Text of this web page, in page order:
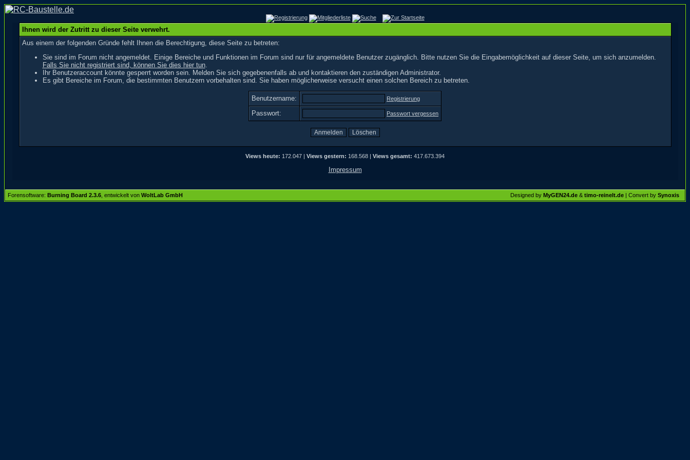
Ihnen wird der Zutritt zu dieser Seite verwehrt.
Aus einem der folgenden Gründe fehlt Ihnen die Berechtigung, diese Seite zu betreten:
Sie sind im Forum nicht angemeldet. Einige Bereiche und Funktionen im Forum sind nur für angemeldete Benutzer zugänglich. Bitte nutzen Sie die Eingabemöglichkeit auf dieser Seite, um sich anzumelden.
Falls Sie nicht registriert sind, können Sie dies hier tun.
Ihr Benutzeraccount könnte gesperrt worden sein. Melden Sie sich gegebenenfalls ab und kontaktieren den zuständigen Administrator.
Es gibt Bereiche im Forum, die bestimmten Benutzern vorbehalten sind. Sie haben möglicherweise versucht einen solchen Bereich zu betreten.
Benutzername: Registrierung
Passwort: Passwort vergessen
Views heute: 172.047 | Views gestern: 168.568 | Views gesamt: 417.673.394
Impressum
Forensoftware: Burning Board 2.3.6 , entwickelt von WoltLab GmbH Designed by MyGEN24.de & timo-reinelt.de | Convert by Synoxis